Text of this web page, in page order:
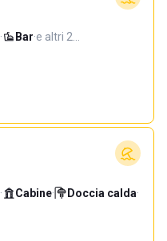
· Bar·e altri 2…
· Cabine· Doccia calda·